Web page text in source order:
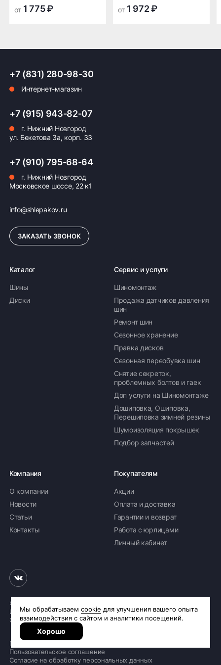
транспортной
компании в Нижнем
транспортной
компании в Нижнем
Оплата заказа
Возможна картой, наличными при получении,
также доступно оформление кредита и
от 1 775 ₽ от 1 972 ₽
+7 (831) 280-98-30
Интернет-магазин
+7 (915) 943-82-07
г. Нижний Новгород
ул. Бекетова 3а, корп. 33
+7 (910) 795-68-64
г. Нижний Новгород
Московское шоссе, 22 к1
info@shlepakov.ru
ЗАКАЗАТЬ ЗВОНОК
Каталог
Шины
Диски
Сервис и услуги
Шиномонтаж
Продажа датчиков давления
шин
Ремонт шин
Сезонное хранение
Правка дисков
Сезонная переобувка шин
Снятие секреток,
проблемных болтов и гаек
Доп услуги на Шиномонтаже
Дошиповка, Ошиповка,
Перешиповка зимней резины
Шумоизоляция покрышек
Подбор запчастей
Компания
О компании
Новости
Статьи
Контакты
Покупателям
Акции
Оплата и доставка
Гарантии и возврат
Работа с юрлицами
Личный кабинет
© 2026 «Шинное бюро Шлепакова»
Интернет-магазин шин и дисков
Сделано вR.class
Политика обработки персональных данных
Пользовательское соглашение
Согласие на обработку персональных данных